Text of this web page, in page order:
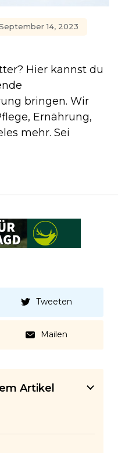
14, 2023
Hier kannst du
bringen. Wir
Ernährung,
mehr. Sei
Tweeten
Mailen
Artikel